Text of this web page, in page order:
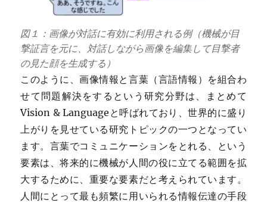
図１：画像が対話に有効に利用される例（機械が目
撃証言を元に、対話しながら画像を編集して目撃者
の見た顔を生成する）
このように、画像情報と言葉（言語情報）を組合わ
せて問題解決をするという研究分野は、まとめて
Vision & Languageと呼ばれており、世界的に盛り
上がりを見せている研究トピックの一つとなってい
ます。言葉でコミュニケーションをとれる、という
要素は、将来的に機械が人間の役に立てる範囲を拡
大するために、重要な要素だと考えられています。
人間にとって最も頻繁に用いられる情報伝達の手段